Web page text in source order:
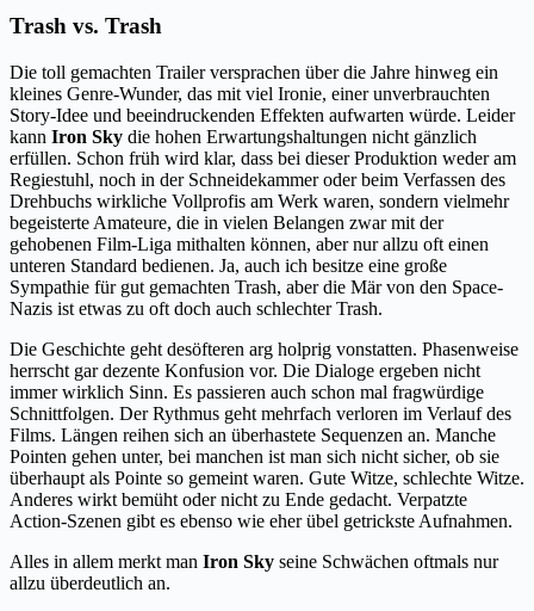
Trash vs. Trash
Die toll gemachten Trailer versprachen über die Jahre hinweg ein
kleines Genre-Wunder, das mit viel Ironie, einer unverbrauchten
Story-Idee und beeindruckenden Effekten aufwarten würde. Leider
kann Iron Sky die hohen Erwartungshaltungen nicht gänzlich
erfüllen. Schon früh wird klar, dass bei dieser Produktion weder am
Regiestuhl, noch in der Schneidekammer oder beim Verfassen des
Drehbuchs wirkliche Vollprofis am Werk waren, sondern vielmehr
begeisterte Amateure, die in vielen Belangen zwar mit der
gehobenen Film-Liga mithalten können, aber nur allzu oft einen
unteren Standard bedienen. Ja, auch ich besitze eine große
Sympathie für gut gemachten Trash, aber die Mär von den Space-
Nazis ist etwas zu oft doch auch schlechter Trash.
Die Geschichte geht desöfteren arg holprig vonstatten. Phasenweise
herrscht gar dezente Konfusion vor. Die Dialoge ergeben nicht
immer wirklich Sinn. Es passieren auch schon mal fragwürdige
Schnittfolgen. Der Rythmus geht mehrfach verloren im Verlauf des
Films. Längen reihen sich an überhastete Sequenzen an. Manche
Pointen gehen unter, bei manchen ist man sich nicht sicher, ob sie
überhaupt als Pointe so gemeint waren. Gute Witze, schlechte Witze.
Anderes wirkt bemüht oder nicht zu Ende gedacht. Verpatzte
Action-Szenen gibt es ebenso wie eher übel getrickste Aufnahmen.
Alles in allem merkt man Iron Sky seine Schwächen oftmals nur
allzu überdeutlich an.